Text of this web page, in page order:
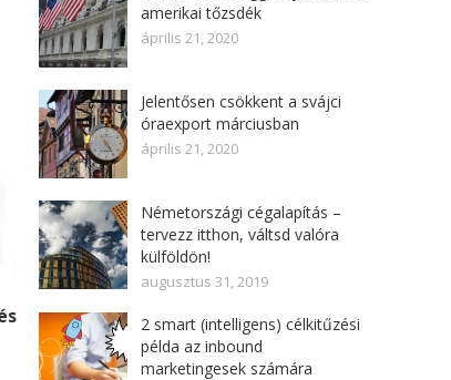
amerikai tőzsdék
április 21, 2020
Jelentősen csökkent a svájci
óraexport márciusban
április 21, 2020
Németországi cégalapítás –
tervezz itthon, váltsd valóra
külföldön!
augusztus 31, 2019
2 smart (intelligens) célkitűzési
példa az inbound
marketingesek számára